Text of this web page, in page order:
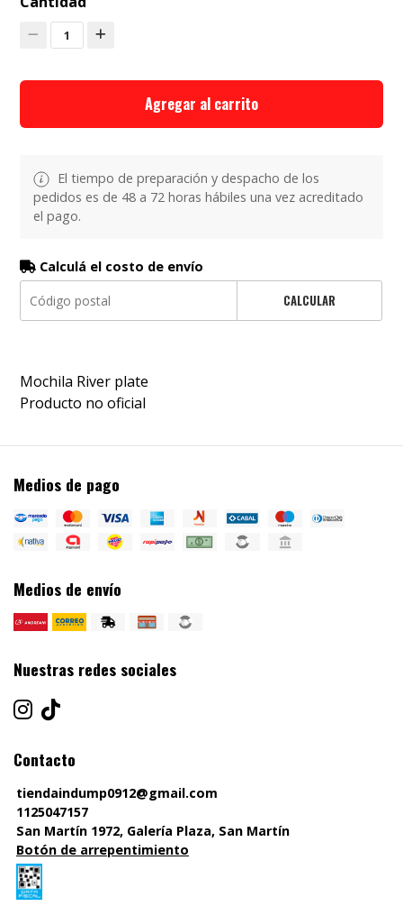
1
Agregar al carrito
El tiempo de preparación y despacho de los
pedidos es de 48 a 72 horas hábiles una vez acreditado
el pago.
Calculá el costo de envío
CALCULAR
Mochila River plate
Producto no oficial
Medios de pago
Medios de envío
Nuestras redes sociales
Contacto
tiendaindump0912@gmail.com
1125047157
San Martín 1972, Galería Plaza, San Martín
Botón de arrepentimiento